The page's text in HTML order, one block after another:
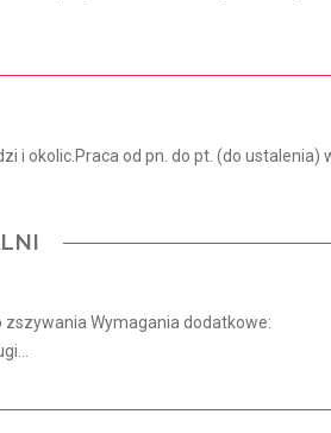
i okolic.Praca od pn. do pt. (do ustalenia)
Wymagania dodatkowe: